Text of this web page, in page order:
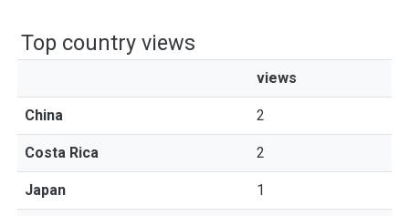
Top country views
views
China 2
Costa Rica 2
Japan 1